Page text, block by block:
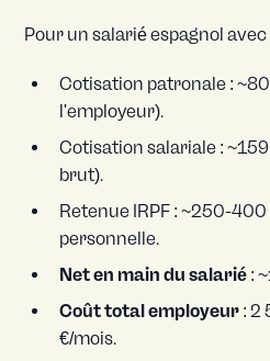
Pour un salarié espagnol
Cotisation patronale :
l'employeur).
Cotisation salariale :
brut).
Retenue IRPF : ~250-
personnelle.
Net en main du salarié :
Coût total employeur : 2
€/mois.